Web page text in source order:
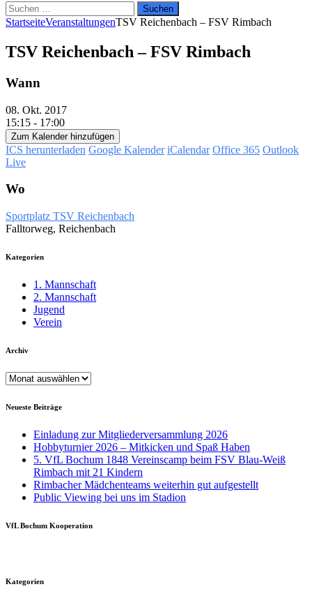
Suchen
nach:
StartseiteVeranstaltungenTSV Reichenbach – FSV Rimbach
TSV Reichenbach – FSV Rimbach
Wann
08. Okt. 2017
15:15 - 17:00
Zum Kalender hinzufügen
ICS herunterladen Google Kalender iCalendar Office 365 Outlook
Live
Wo
Sportplatz TSV Reichenbach
Falltorweg, Reichenbach
Kategorien
1. Mannschaft
2. Mannschaft
Jugend
Verein
Archiv
Archiv
Neueste Beiträge
Einladung zur Mitgliederversammlung 2026
Hobbyturnier 2026 – Mitkicken und Spaß Haben
5. VfL Bochum 1848 Vereinscamp beim FSV Blau-Weiß
Rimbach mit 21 Kindern
Rimbacher Mädchenteams weiterhin gut aufgestellt
Public Viewing bei uns im Stadion
VfL Bochum Kooperation
Kategorien